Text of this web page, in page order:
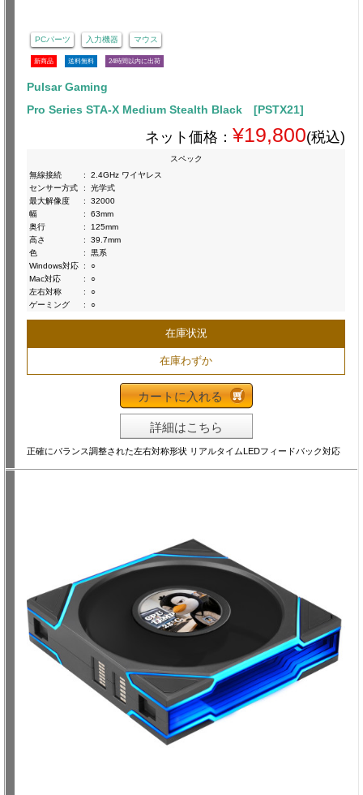
PCパーツ 入力機器 マウス
新商品 送料無料 24時間以内に出荷
Pulsar Gaming
Pro Series STA-X Medium Stealth Black [PSTX21]
ネット価格： ¥19,800(税込)
スペック
無線接続
:
2.4GHz ワイヤレス
センサー方式
:
光学式
最大解像度
:
32000
幅
:
63mm
奥行
:
125mm
高さ
:
39.7mm
色
:
黒系
Windows対応 :
○
Mac対応
:
○
左右対称
:
○
ゲーミング
: ○
在庫状況
在庫わずか
カートに入れる
詳細はこちら
正確にバランス調整された左右対称形状 リアルタイムLEDフィードバック対応